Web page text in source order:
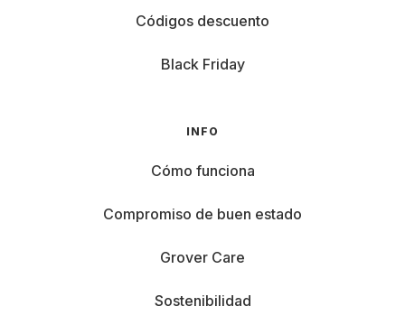
Códigos descuento
Black Friday
INFO
Cómo funciona
Compromiso de buen estado
Grover Care
Sostenibilidad